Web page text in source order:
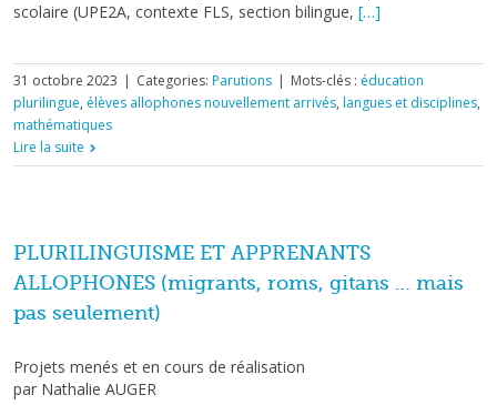
scolaire (UPE2A, contexte FLS, section bilingue, […]
31 octobre 2023 | Categories: Parutions | Mots-clés : éducation
plurilingue, élèves allophones nouvellement arrivés, langues et disciplines,
mathématiques
Lire la suite
PLURILINGUISME ET APPRENANTS
ALLOPHONES (migrants, roms, gitans … mais
pas seulement)
Projets menés et en cours de réalisation
par Nathalie AUGER